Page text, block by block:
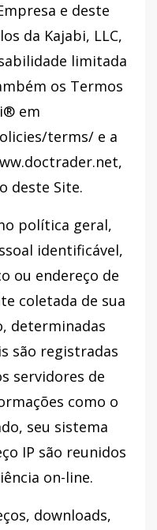
e deste
da Kajabi, LLC,
limitada
os Termos
em
terms/ e a
deste Site.
política geral,
identificável,
ou endereço de
coletada de sua
determinadas
são registradas
servidores de
como o
seu sistema
IP são reunidos
on-line.
downloads,